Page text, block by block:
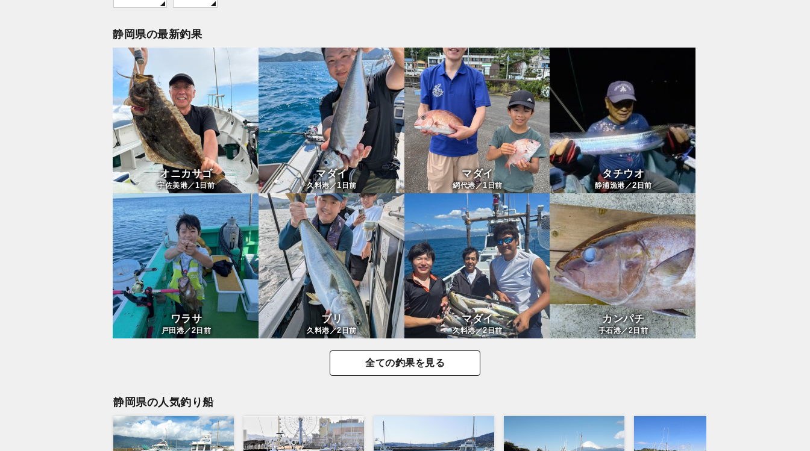
静岡県の最新釣果
オニカサゴ
宇佐美港／1日前
マダイ
久料港／1日前
マダイ
網代港／1日前
タチウオ
静浦漁港／2日前
ワラサ
戸田港／2 日前
ブリ
久料港／2日前
マダイ
久料港／2日前
カンパチ
手石港／2日前
全ての釣果を見る
静岡県の人気釣り船